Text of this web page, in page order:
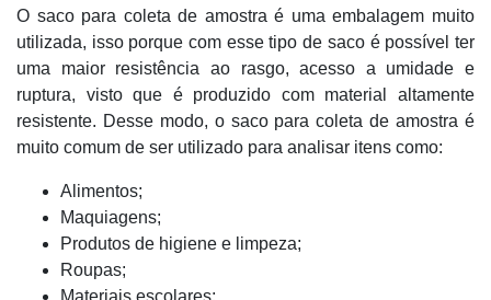
O saco para coleta de amostra é uma embalagem muito
utilizada, isso porque com esse tipo de saco é possível ter
uma maior resistência ao rasgo, acesso a umidade e
ruptura, visto que é produzido com material altamente
resistente. Desse modo, o saco para coleta de amostra é
muito comum de ser utilizado para analisar itens como:
Alimentos;
Maquiagens;
Produtos de higiene e limpeza;
Roupas;
Materiais escolares;